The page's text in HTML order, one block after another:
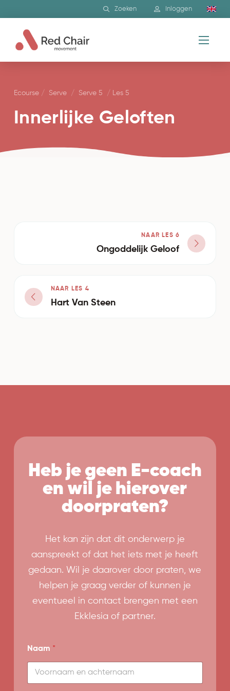
Zoeken Inloggen
Ecourse / Serve / Serve 5 / Les 5
Innerlijke Geloften
NAAR LES 6
Ongoddelijk Geloof
NAAR LES 4
Hart Van Steen
Heb je geen E-coach
en wil je hierover
doorpraten?
Het kan zijn dat dit onderwerp je
aanspreekt of dat het iets met je heeft
gedaan. Wil je daarover door praten, we
helpen je graag verder of kunnen je
eventueel in contact brengen met een
Ekklesia of partner.
Naam *